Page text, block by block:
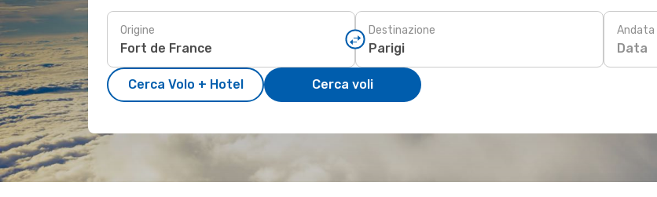
Origine Destinazione Andata
Data
Cerca Volo + Hotel Cerca voli